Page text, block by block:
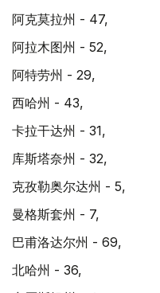
阿克莫拉州 - 47,
阿拉木图州 - 52,
阿特劳州 - 29,
西哈州 - 43,
卡拉干达州 - 31,
库斯塔奈州 - 32,
克孜勒奥尔达州 - 5,
曼格斯套州 - 7,
巴甫洛达尔州 - 69,
北哈州 - 36,